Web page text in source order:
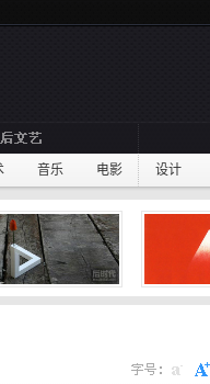
音乐 电影 设计